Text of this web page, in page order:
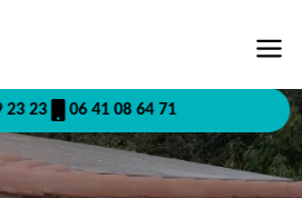
23 23 06 41 08 64 71